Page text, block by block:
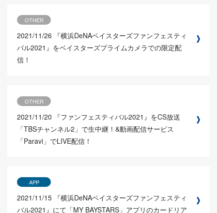
OTHER
2021/11/26
『横浜DeNAベイスターズファンフェスティ
バル2021』をベイスターズプライムカメラでの限定配
信！
OTHER
2021/11/20
『ファンフェスティバル2021』をCS放送
「TBSチャンネル2」で生中継！&動画配信サービス
「Paravi」でLIVE配信！
APP
2021/11/15 『横浜DeNAベイスターズファンフェスティ
バル2021』にて「MY BAYSTARS」アプリのカードリア